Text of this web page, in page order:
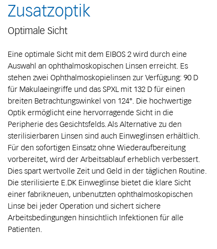
Zusatzoptik
Optimale Sicht
Eine optimale Sicht mit dem EIBOS 2 wird durch eine
Auswahl an ophthalmoskopischen Linsen erreicht. Es
stehen zwei Ophthalmoskopielinsen zur Verfügung: 90 D
für Makulaeingriffe und das SPXL mit 132 D für einen
breiten Betrachtungswinkel von 124°. Die hochwertige
Optik ermöglicht eine hervorragende Sicht in die
Peripherie des Gesichtsfelds. Als Alternative zu den
sterilisierbaren Linsen sind auch Einweglinsen erhältlich.
Für den sofortigen Einsatz ohne Wiederaufbereitung
vorbereitet, wird der Arbeitsablauf erheblich verbessert.
Dies spart wertvolle Zeit und Geld in der täglichen Routine.
Die sterilisierte E.DK Einweglinse bietet die klare Sicht
einer fabrikneuen, unbenutzten ophthalmoskopischen
Linse bei jeder Operation und sichert sichere
Arbeitsbedingungen hinsichtlich Infektionen für alle
Patienten.